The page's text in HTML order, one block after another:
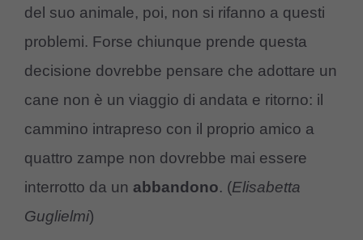
del suo animale, poi, non si rifanno a questi
problemi. Forse chiunque prende questa
decisione dovrebbe pensare che adottare un
cane non è un viaggio di andata e ritorno: il
cammino intrapreso con il proprio amico a
quattro zampe non dovrebbe mai essere
interrotto da un abbandono. (Elisabetta
Guglielmi)